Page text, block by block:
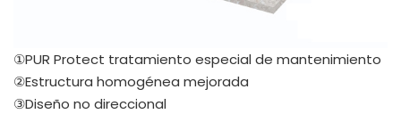
①PUR Protect tratamiento especial de mantenimiento
②Estructura homogénea mejorada
③Diseño no direccional